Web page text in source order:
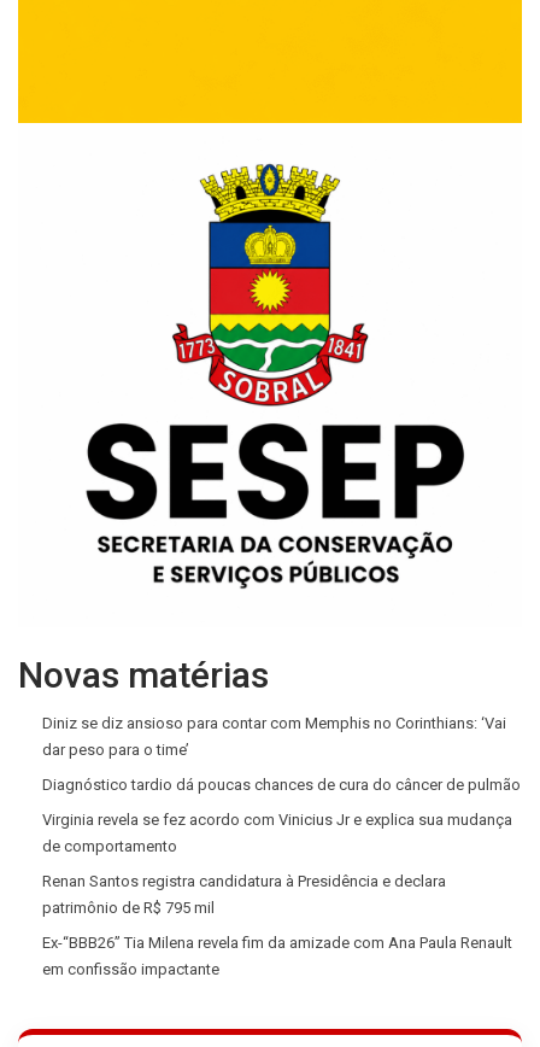
Novas matérias
Diniz se diz ansioso para contar com Memphis no Corinthians: ‘Vai
dar peso para o time’
Diagnóstico tardio dá poucas chances de cura do câncer de pulmão
Virginia revela se fez acordo com Vinicius Jr e explica sua mudança
de comportamento
Renan Santos registra candidatura à Presidência e declara
patrimônio de R$ 795 mil
Ex-“BBB26” Tia Milena revela fim da amizade com Ana Paula Renault
em confissão impactante